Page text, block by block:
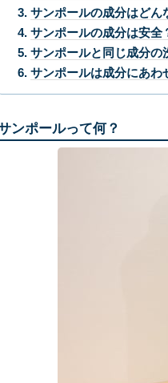
サンポールの成分はどん
サンポールの成分は安全
サンポールと同じ成分の
サンポールは成分にあわ
ンポールって何？